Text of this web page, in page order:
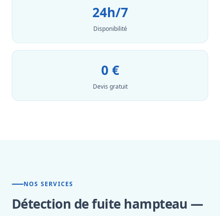
24h/7
Disponibilité
0 €
Devis gratuit
NOS SERVICES
Détection de fuite hampteau —